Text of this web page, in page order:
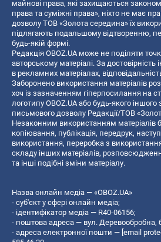
майнові права, які захищаються законом
права та суміжні права», ніхто не має
дозволу ТОВ «Золота середина» їх
підлягають подальшому відтворенню,
будь-якій формі.
Редакція OBOZ.UA може не поділяти
авторському матеріалі. За достовірність
в рекламних матеріалах,
Заборонено використання матеріалів
хоч із зазначенням гіперпосилання на
логотипу OBOZ.UA або будь-якого
письмового дозволу Редакції/ТОВ
Незаконним використанням матеріалів
копiювання, публiкацiя, передрук,
використання, переробка з
складу інших матеріалів,
та інші подібні зміни матеріалу.
Назва онлайн медіа — «OBOZ.UA»
- суб'єкт у сфері онлайн медіа;
- ідентифікатор медіа — R40-06156;
- поштова адреса — вул. Деревообробна,
- адреса електронної пошти — [email